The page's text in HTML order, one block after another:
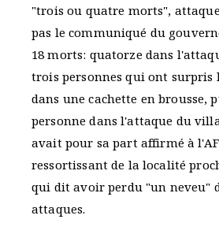
"trois ou quatre morts",
pas le communiqué du
18 morts: quatorze dans
trois personnes qui ont surpris
dans une cachette en brousse,
personne dans l'attaque du
avait pour sa part affirmé à
ressortissant de la localité
qui dit avoir perdu "un neveu"
attaques.